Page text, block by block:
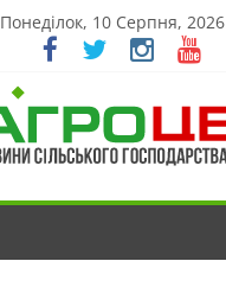
Понеділок, 10 Серпня, 2026